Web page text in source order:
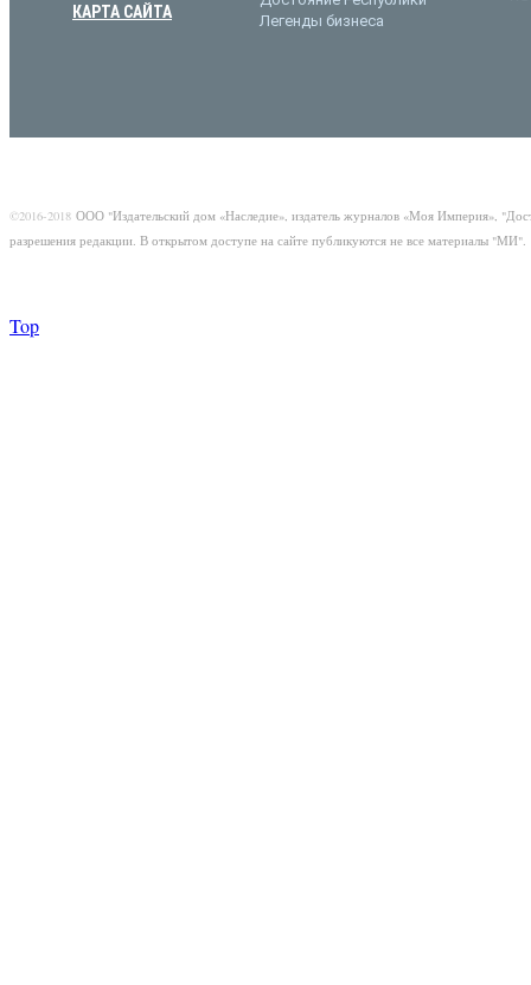
КАРТА САЙТА
Легенды бизнеса
©2016-2018 ООО "Издательский дом «Наследие», издатель журналов «Моя Империя»,
разрешения редакции. В открытом доступе на сайте публикуются не все материалы "МИ".
Top